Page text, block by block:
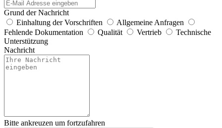
Grund der Nachricht
Einhaltung der Vorschriften
Allgemeine Anfragen
Fehlende Dokumentation
Qualität Vertrieb
Technische
Unterstützung
Nachricht
Bitte ankreuzen um fortzufahren